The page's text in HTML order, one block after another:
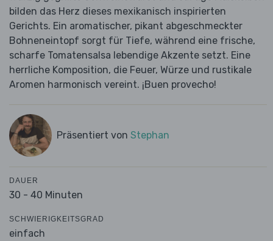
bilden das Herz dieses mexikanisch inspirierten
Gerichts. Ein aromatischer, pikant abgeschmeckter
Bohneneintopf sorgt für Tiefe, während eine frische,
scharfe Tomatensalsa lebendige Akzente setzt. Eine
herrliche Komposition, die Feuer, Würze und rustikale
Aromen harmonisch vereint. ¡Buen provecho!
Präsentiert von Stephan
DAUER
30 - 40 Minuten
SCHWIERIGKEITSGRAD
einfach